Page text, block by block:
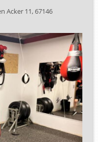
Acker 11, 67146